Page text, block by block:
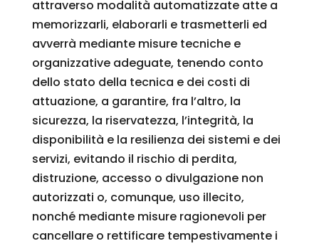
attraverso modalità automatizzate atte a
memorizzarli, elaborarli e trasmetterli ed
avverrà mediante misure tecniche e
organizzative adeguate, tenendo conto
dello stato della tecnica e dei costi di
attuazione, a garantire, fra l’altro, la
sicurezza, la riservatezza, l’integrità, la
disponibilità e la resilienza dei sistemi e dei
servizi, evitando il rischio di perdita,
distruzione, accesso o divulgazione non
autorizzati o, comunque, uso illecito,
nonché mediante misure ragionevoli per
cancellare o rettificare tempestivamente i